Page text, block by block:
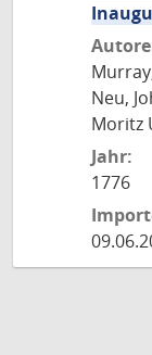
Neu,
Moritz
Jahr:
1776